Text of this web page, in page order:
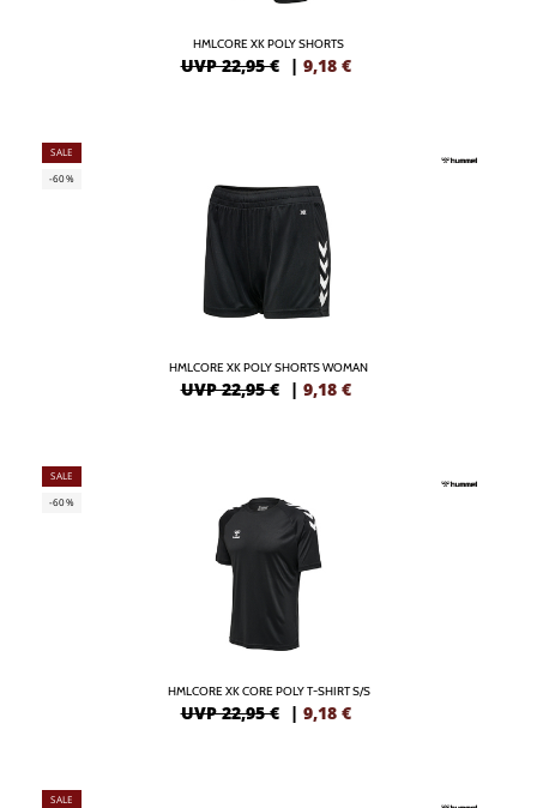
HMLCORE XK POLY SHORTS
UVP 22,95 € | 9,18 €
SALE
-60%
HMLCORE XK POLY SHORTS WOMAN
UVP 22,95 € | 9,18 €
SALE
-60%
HMLCORE XK CORE POLY T-SHIRT S/S
UVP 22,95 € | 9,18 €
SALE